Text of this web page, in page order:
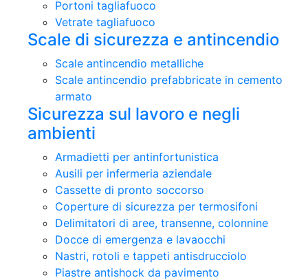
Portoni tagliafuoco
Vetrate tagliafuoco
Scale di sicurezza e antincendio
Scale antincendio metalliche
Scale antincendio prefabbricate in cemento
armato
Sicurezza sul lavoro e negli
ambienti
Armadietti per antinfortunistica
Ausili per infermeria aziendale
Cassette di pronto soccorso
Coperture di sicurezza per termosifoni
Delimitatori di aree, transenne, colonnine
Docce di emergenza e lavaocchi
Nastri, rotoli e tappeti antisdrucciolo
Piastre antishock da pavimento